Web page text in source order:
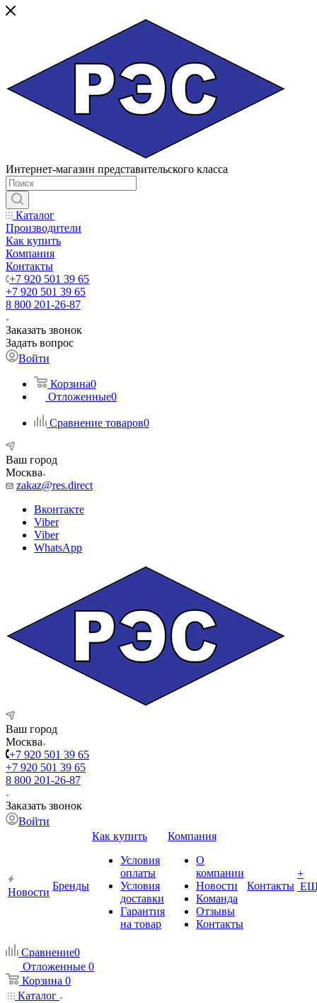
Интернет-магазин представительского класса
Каталог
Производители
Как купить
Компания
Контакты
+7 920 501 39 65
+7 920 501 39 65
8 800 201-26-87
Заказать звонок
Задать вопрос
Войти
Корзина0
Отложенные0
Сравнение товаров0
Ваш город
Москва
zakaz@res.direct
Вконтакте
Viber
Viber
WhatsApp
Ваш город
Москва
+7 920 501 39 65
+7 920 501 39 65
8 800 201-26-87
Заказать звонок
Войти
Новости
Бренды
Как купить
Условия
оплаты
Условия
доставки
Гарантия
на товар
Компания
О
компании
Новости
Команда
Отзывы
Контакты
Контакты
+
Сравнение0
Отложенные 0
Корзина 0
Каталог